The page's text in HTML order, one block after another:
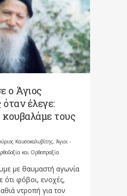
ο Άγιος
έλεγε:
τους
Καυσοκαλυβίτης, Άγιοι -
και Ορθοπραξία
με θαυμαστή αγωνία
ότι φόβοι, ενοχές,
ντροπή για τον